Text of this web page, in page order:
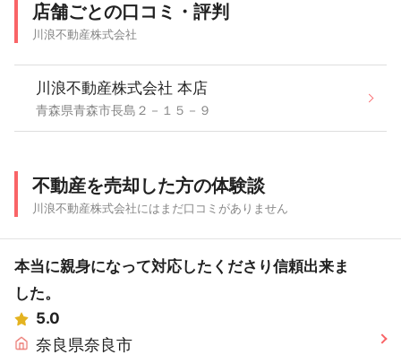
店舗ごとの口コミ・評判
川浪不動産株式会社
川浪不動産株式会社 本店
青森県青森市長島２－１５－９
不動産を売却した方の体験談
川浪不動産株式会社にはまだ口コミがありません
本当に親身になって対応したくださり信頼出来ま
した。
5.0
奈良県奈良市